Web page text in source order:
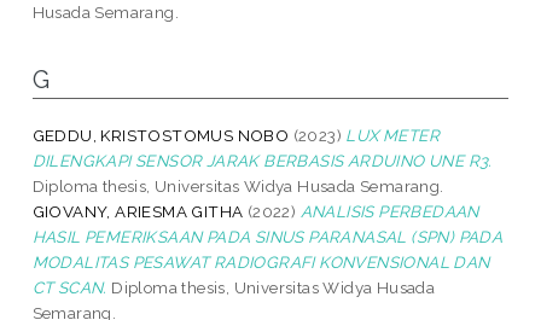
Husada Semarang.
G
GEDDU, KRISTOSTOMUS NOBO (2023) LUX METER
DILENGKAPI SENSOR JARAK BERBASIS ARDUINO UNE R3.
Diploma thesis, Universitas Widya Husada Semarang.
GIOVANY, ARIESMA GITHA (2022) ANALISIS PERBEDAAN
HASIL PEMERIKSAAN PADA SINUS PARANASAL (SPN) PADA
MODALITAS PESAWAT RADIOGRAFI KONVENSIONAL DAN
CT SCAN. Diploma thesis, Universitas Widya Husada
Semarang.